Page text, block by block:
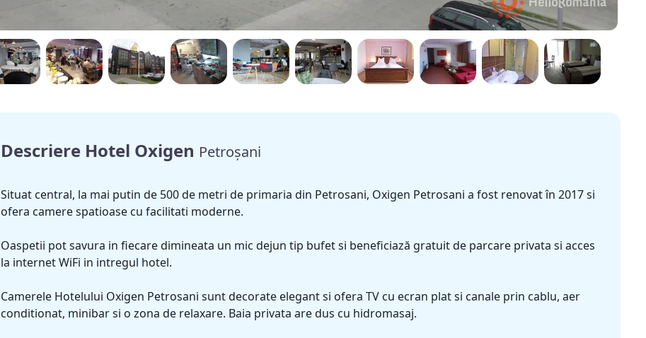
Descriere Hotel Oxigen Petroșani
Situat central, la mai putin de 500 de metri de primaria din Petrosani, Oxigen Petrosani a fost renovat în 2017 si
ofera camere spatioase cu facilitati moderne.
Oaspetii pot savura in fiecare dimineata un mic dejun tip bufet si beneficiază gratuit de parcare privata si acces
la internet WiFi in intregul hotel.
Camerele Hotelului Oxigen Petrosani sunt decorate elegant si ofera TV cu ecran plat si canale prin cablu, aer
conditionat, minibar si o zona de relaxare. Baia privata are dus cu hidromasaj.